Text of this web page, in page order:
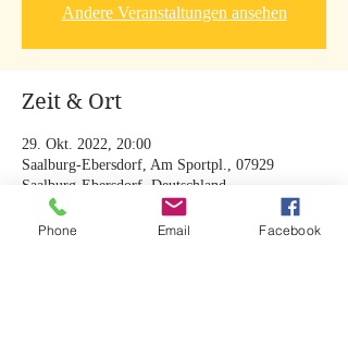
Andere Veranstaltungen ansehen
Zeit & Ort
29. Okt. 2022, 20:00
Saalburg-Ebersdorf, Am Sportpl., 07929
Saalburg-Ebersdorf, Deutschland
Phone Email Facebook